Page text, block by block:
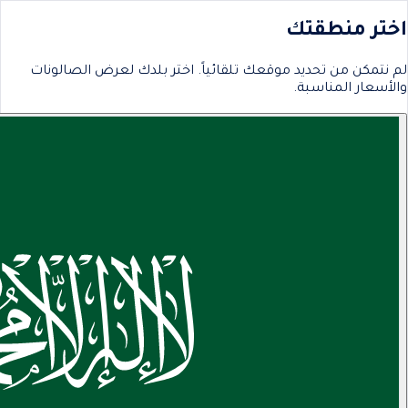
اختر منطقتك
لم نتمكن من تحديد موقعك تلقائياً. اختر بلدك لعرض الصالونات
والأسعار المناسبة.